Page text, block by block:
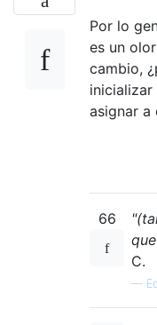
Por lo
es un
cambio,
asignar a
66
C.
—